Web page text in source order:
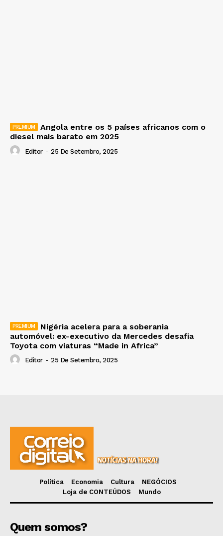
Angola entre os 5 países africanos com o
diesel mais barato em 2025
Editor - 25 De Setembro, 2025
Nigéria acelera para a soberania
automóvel: ex-executivo da Mercedes desafia
Toyota com viaturas “Made in Africa”
Editor - 25 De Setembro, 2025
Política Economia Cultura
NEGÓCIOS
Loja de CONTEÚDOS
Mundo
Quem somos?